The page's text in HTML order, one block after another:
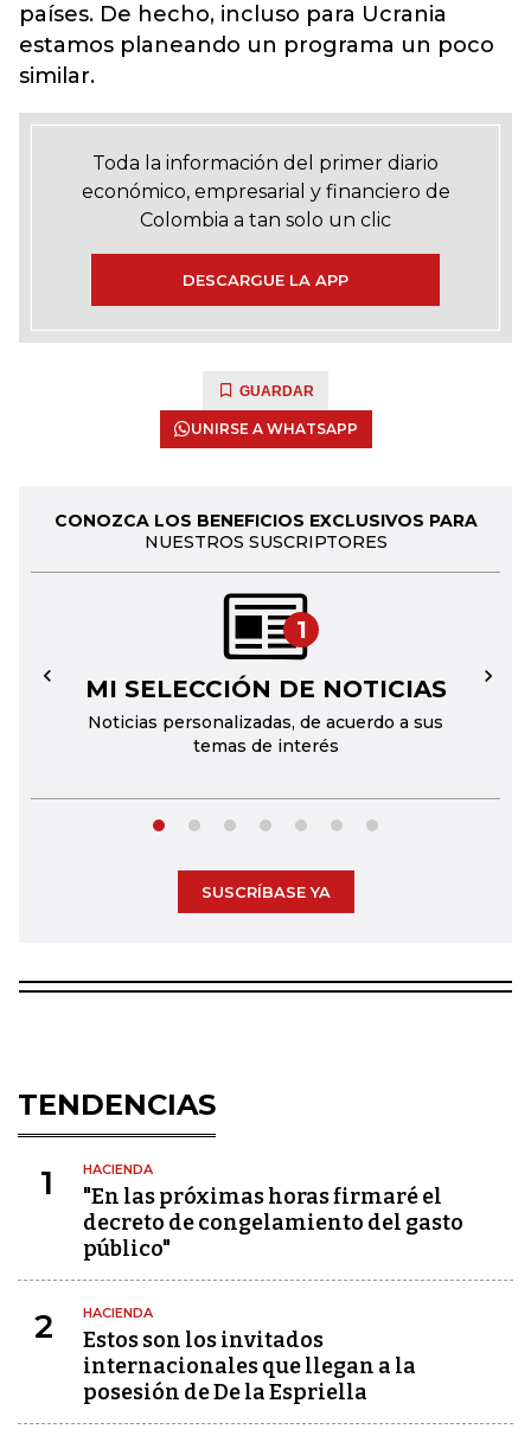
países. De hecho, incluso para Ucrania
estamos planeando un programa un poco
similar.
Toda la información del primer diario
económico, empresarial y financiero de
Colombia a tan solo un clic
DESCARGUE LA APP
GUARDAR
UNIRSE A WHATSAPP
CONOZCA LOS BENEFICIOS EXCLUSIVOS PARA
NUESTROS SUSCRIPTORES
1
MI SELECCIÓN DE NOTICIAS
Noticias personalizadas, de acuerdo a sus
temas de interés
← →
SUSCRÍBASE YA
TENDENCIAS
1 HACIENDA
"En las próximas horas firmaré el
decreto de congelamiento del gasto
público"
2 HACIENDA
Estos son los invitados
internacionales que llegan a la
posesión de De la Espriella